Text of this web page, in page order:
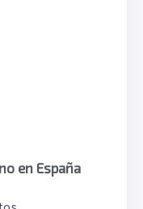
en España